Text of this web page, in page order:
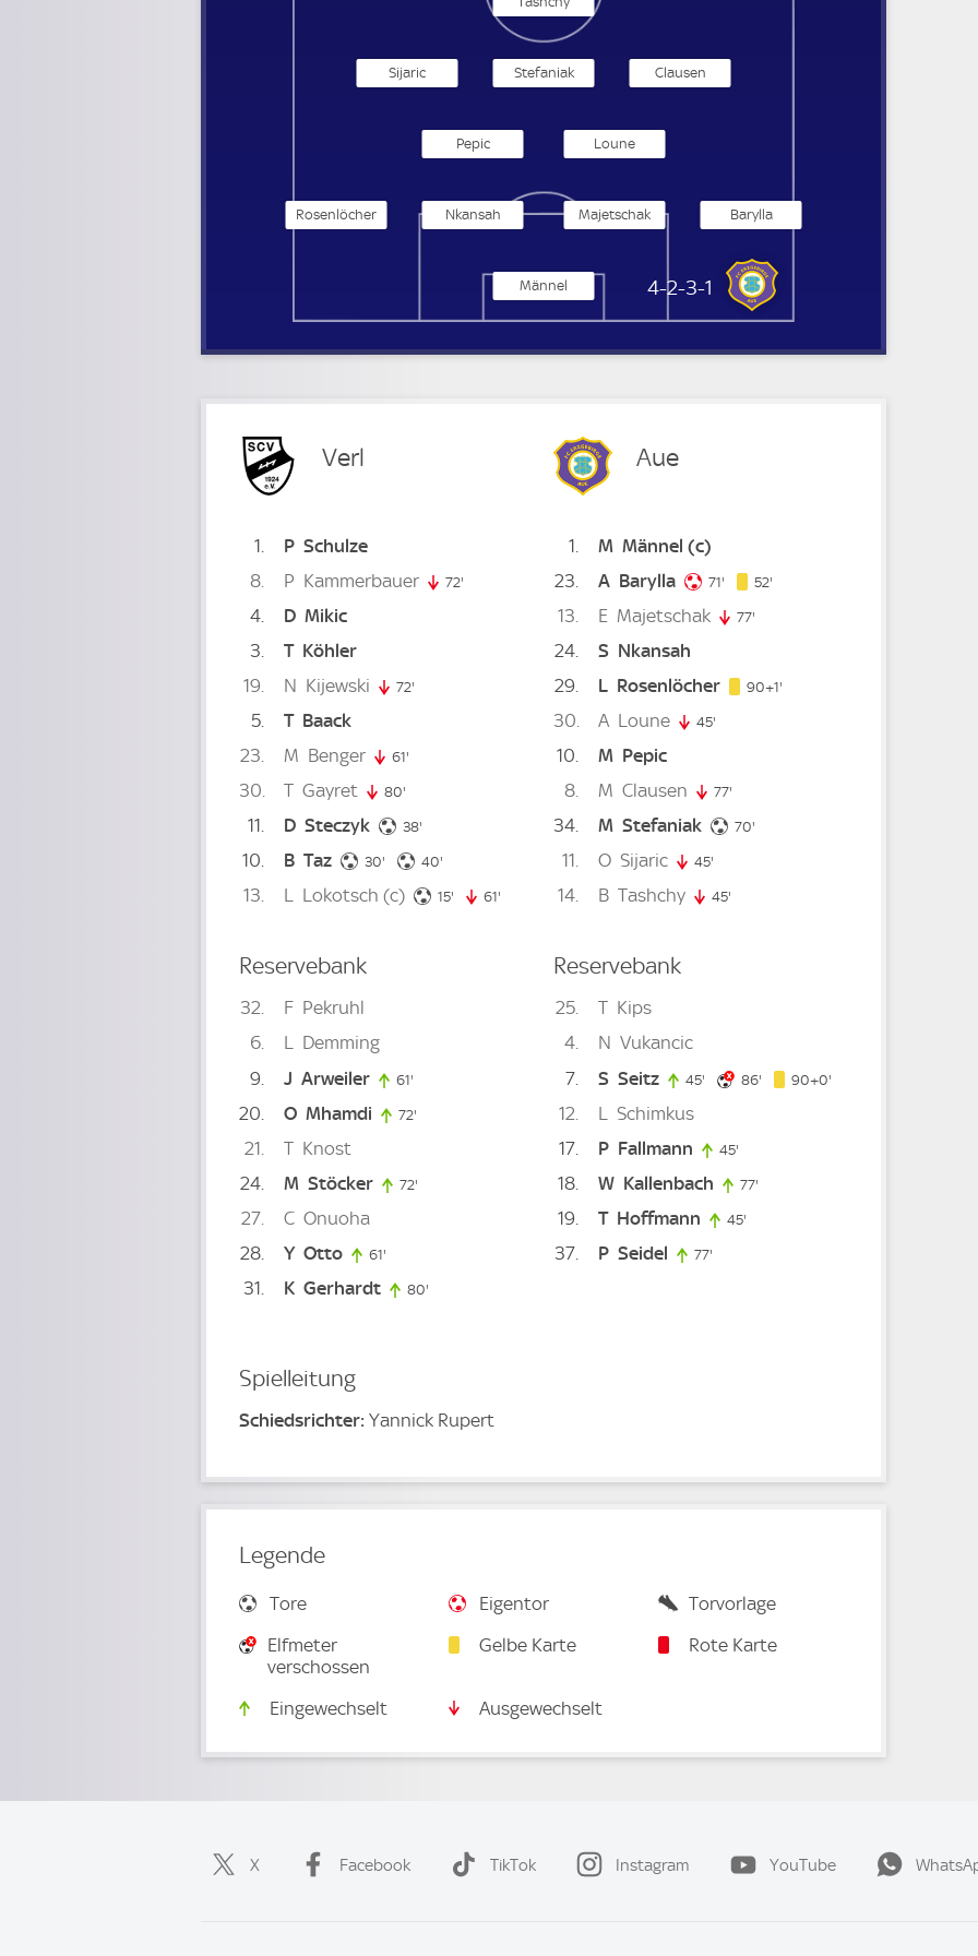
Erzgebirge Aue
4-2-3-1
Männel
Barylla
Majetschak
Nkansah
Rosenlöcher
Loune
Pepic
Clausen
Stefaniak
Sijaric
Verl
1 P Schulze
8
P Kammerbauer 72'
4 D Mikic
3
T Köhler
19
N Kijewski 72'
5 T Baack
23
M Benger 61'
30 T Gayret 80'
11 D Steczyk 38'
10 B Taz 30' 30. minute
40'
13 L Lokotsch (c) 15' 15. minute
61' 61. minute
Reservebank
32 F Pekruhl
6
L Demming
9
J Arweiler 61'
20 O Mhamdi 72'
21 T Knost
24
M Stöcker 72'
27 C Onuoha
28
Y Otto 61'
31 K Gerhardt 80'
Aue
1 M Männel (c)
23
A Barylla 71' 71. minute
52'
13 E Majetschak 77'
24 S Nkansah
29
L Rosenlöcher 90+1'
30 A Loune 45'
10 M Pepic
8
M Clausen 77'
34 M Stefaniak 70'
11 O Sijaric 45'
14 B Tashchy 45'
Reservebank
25 T Kips
4
N Vukancic
7
S Seitz 45' 45. minute
86' 86. minute
90+0'
12 L
Schimkus
17
P Fallmann 45'
18 W Kallenbach 77'
19 T Hoffmann 45'
37 P Seidel 77'
Spielleitung
Schiedsrichter: Yannick Rupert
Legende
Tore Eigentor
Torvorlage
Elfmeter
verschossen
Gelbe Karte Rote Karte
Eingewechselt Ausgewechselt
X Facebook TikTok Instagram YouTube